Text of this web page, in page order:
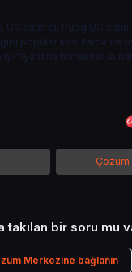
satın al, Pubg UC satın
gibi popüler konularda ve
iyi fiyatlarla hizmetler
takılan bir soru mu
Merkezine bağlanın